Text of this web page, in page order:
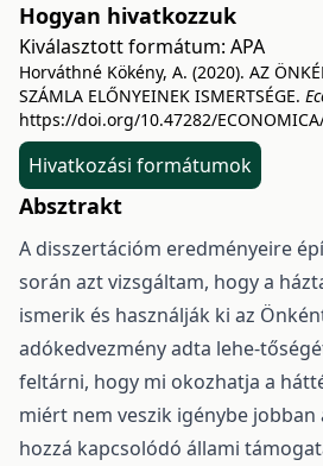
Hogyan hivatkozzuk
Kiválasztott formátum: APA
Horváthné Kökény, A. (2020). AZ
SZÁMLA ELŐNYEINEK ISMERTSÉGE.
https://doi.org/10.47282/
Hivatkozási formátumok
Absztrakt
A disszertációm eredményeire
során azt vizsgáltam, hogy a
ismerik és használják ki az
adókedvezmény adta lehe-
feltárni, hogy mi okozhatja a
miért nem veszik igénybe jobban
hozzá kapcsolódó állami